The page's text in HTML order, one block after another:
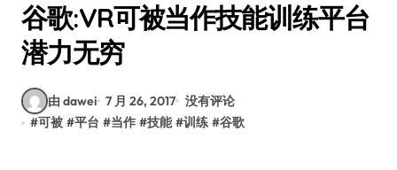
谷歌:VR可被当作技能训练平台
潜力无穷
由 dawei 7 月 26, 2017 没有评论
#可被 #平台 #当作 #技能 #训练 #谷歌